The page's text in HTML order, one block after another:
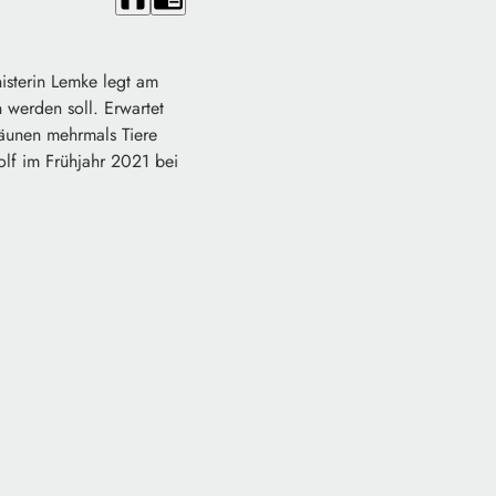
Lemke legt am
soll. Erwartet
mehrmals Tiere
im Frühjahr 2021 bei